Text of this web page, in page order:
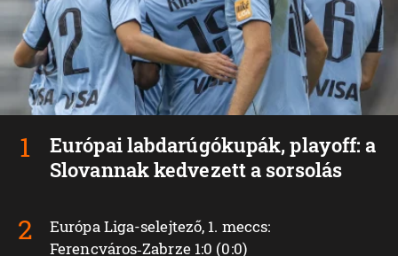
Európai labdarúgókupák, playoff: a
Slovannak kedvezett a sorsolás
Európa Liga-selejtező, 1. meccs:
Ferencváros‑Zabrze 1:0 (0:0)